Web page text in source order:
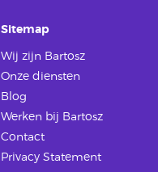
Sitemap
Wij zijn Bartosz
Onze diensten
Blog
Werken bij Bartosz
Contact
Privacy Statement